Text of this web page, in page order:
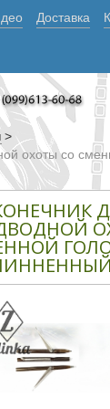
Доставка
>
охоты со